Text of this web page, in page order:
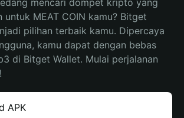
mencari dompet kripto yang
untuk MEAT COIN kamu? Bitget
pilihan terbaik kamu. Dipercaya
kamu dapat dengan bebas
di Bitget Wallet. Mulai perjalanan
APK